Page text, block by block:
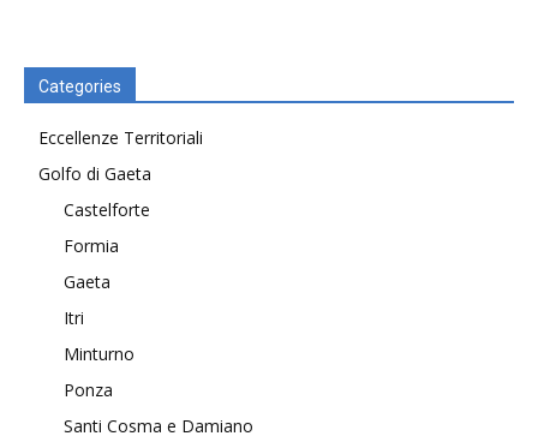
Categories
Eccellenze Territoriali
Golfo di Gaeta
Castelforte
Formia
Gaeta
Itri
Minturno
Ponza
Santi Cosma e Damiano